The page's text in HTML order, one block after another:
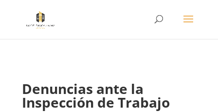
Denuncias ante la
Inspección de Trabajo